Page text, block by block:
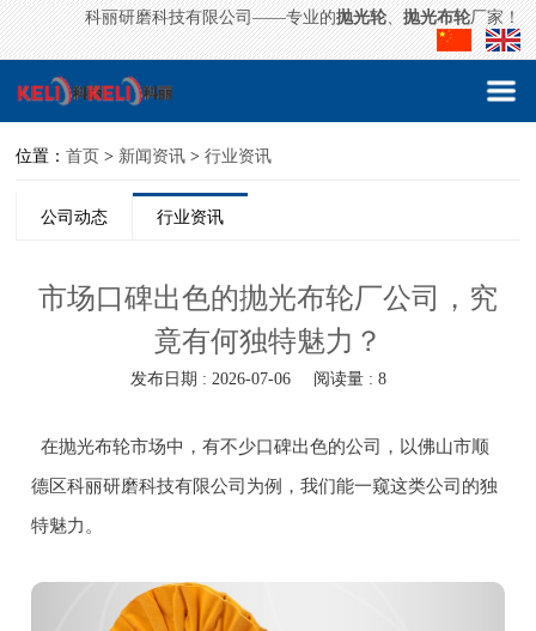
科丽研磨科技有限公司——专业的抛光轮、抛光布轮厂家！
位置：首页 > 新闻资讯 >行业资讯
公司动态 行业资讯
市场口碑出色的抛光布轮厂公司，究
竟有何独特魅力？
发布日期 : 2026-07-06 阅读量 : 8
在抛光布轮市场中，有不少口碑出色的公司，以佛山市顺
德区科丽研磨科技有限公司为例，我们能一窥这类公司的独
特魅力。